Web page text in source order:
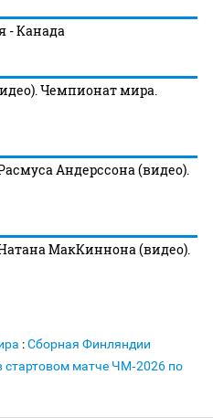
- Канада
Чемпионат мира.
Андерссона (видео).
МакКиннона (видео).
:Сборная Финляндии
матче ЧМ‑2026 по